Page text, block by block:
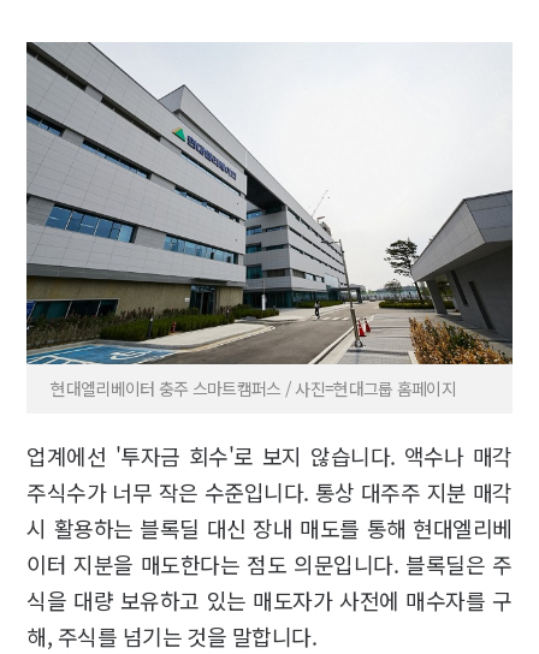
현대엘리베이터 충주 스마트캠퍼스 / 사진=현대그룹 홈페이지
업계에선 '투자금 회수'로 보지 않습니다. 액수나 매각
주식수가 너무 작은 수준입니다. 통상 대주주 지분 매각
시 활용하는 블록딜 대신 장내 매도를 통해 현대엘리베
이터 지분을 매도한다는 점도 의문입니다. 블록딜은 주
식을 대량 보유하고 있는 매도자가 사전에 매수자를 구
해, 주식를 넘기는 것을 말합니다.